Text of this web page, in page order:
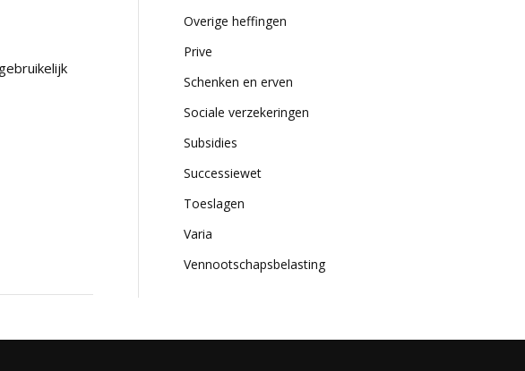
Overige heffingen
Prive
Schenken en erven
Sociale verzekeringen
Subsidies
Successiewet
Toeslagen
Varia
Vennootschapsbelasting